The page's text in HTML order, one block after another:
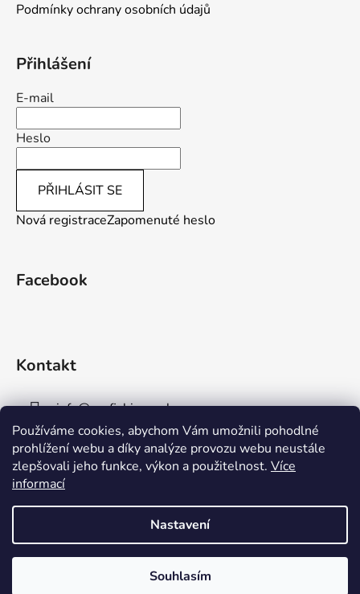
Používáme cookies, abychom Vám umožnili pohodlné
prohlížení webu a díky analýze provozu webu neustále
zlepšovali jeho funkce, výkon a použitelnost. Více
informací
Nastavení
Souhlasím
Podmínky ochrany osobních údajů
Přihlášení
E-mail
Heslo
PŘIHLÁSIT SE
Nová registraceZapomenuté heslo
Facebook
Kontakt
info@aaafishingpraha.cz
778 011 878
Vytvořil Shoptet
AAA Fishing Praha s.r.o.